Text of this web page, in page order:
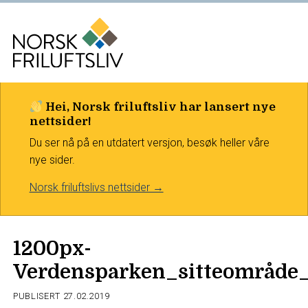
Hei, Norsk friluftsliv har lansert nye
nettsider!
Du ser nå på en utdatert versjon, besøk heller våre
nye sider.
Norsk friluftslivs nettsider →
1200px-
PUBLISERT 27.02.2019